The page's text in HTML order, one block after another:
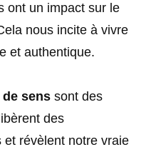
ont un impact sur le
nous incite à vivre
et authentique.
sens sont des
des
révèlent notre vraie